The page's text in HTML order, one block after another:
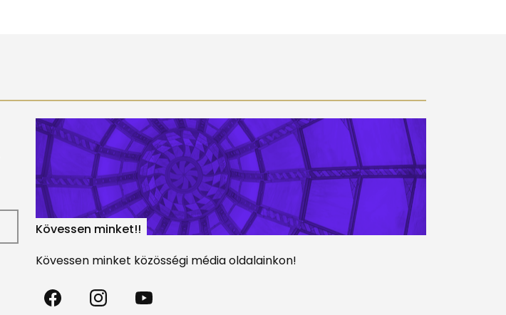
Kövessen minket!!
Kövessen minket közösségi média oldalainkon!
Madách
Színház
Madách
Színház
Madách
Színház